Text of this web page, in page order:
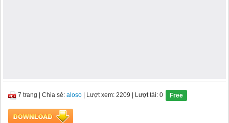
7 trang Chia sẻ: aloso | Lượt xem: 2209 | Lượt tải: 0 Free